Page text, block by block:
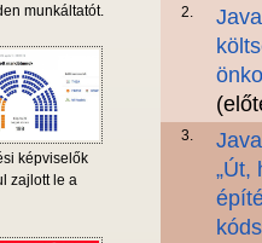
munkáltatót.
képviselők
zajlott le a
2.
3.
„Út,